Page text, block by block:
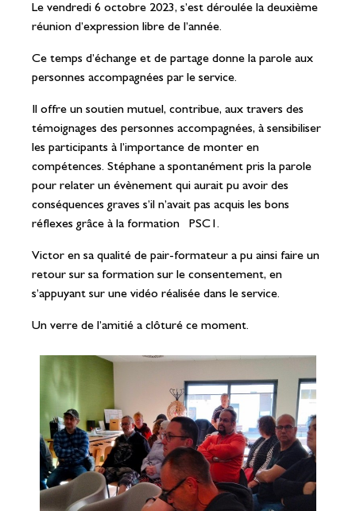
Le vendredi 6 octobre 2023, s’est déroulée la deuxième
réunion d’expression libre de l’année.
Ce temps d’échange et de partage donne la parole aux
personnes accompagnées par le service.
Il offre un soutien mutuel, contribue, aux travers des
témoignages des personnes accompagnées, à sensibiliser
les participants à l’importance de monter en
compétences. Stéphane a spontanément pris la parole
pour relater un évènement qui aurait pu avoir des
conséquences graves s’il n’avait pas acquis les bons
réflexes grâce à la formation PSC1.
Victor en sa qualité de pair-formateur a pu ainsi faire un
retour sur sa formation sur le consentement, en
s’appuyant sur une vidéo réalisée dans le service.
Un verre de l’amitié a clôturé ce moment.